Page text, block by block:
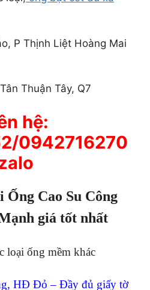
P Thịnh Liệt Hoàng Mai
Thuận Tây, Q7
hệ:
0942716270
Ống Cao Su Công
giá tốt nhất
loại ống mềm khác
HĐ Đỏ – Đầy đủ giấy tờ